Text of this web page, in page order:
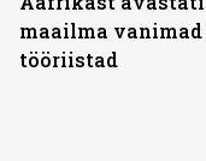
maailma
tööriistad